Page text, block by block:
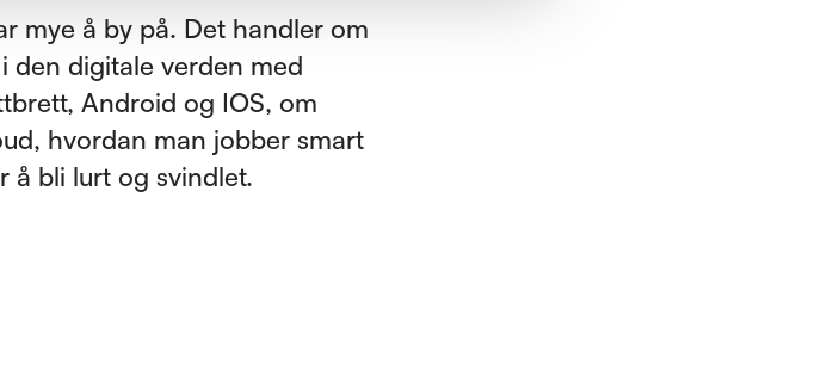
mye å by på. Det handler om
den digitale verden med
Android og IOS, om
hvordan man jobber smart
å bli lurt og svindlet.